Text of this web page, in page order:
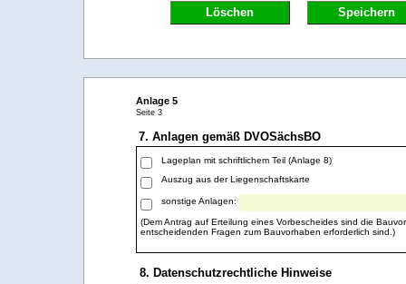
Löschen Speichern
Anlage 5
Seite 3
7. Anlagen gemäß DVOSächsBO
Lageplan mit schriftlichem Teil (Anlage 8)
Auszug aus der Liegenschaftskarte
sonstige Anlagen:
8. Datenschutzrechtliche Hinweise
(Dem Antrag auf Erteilung eines Vorbescheides sind die
entscheidenden Fragen zum Bauvorhaben erforderlich sind.)